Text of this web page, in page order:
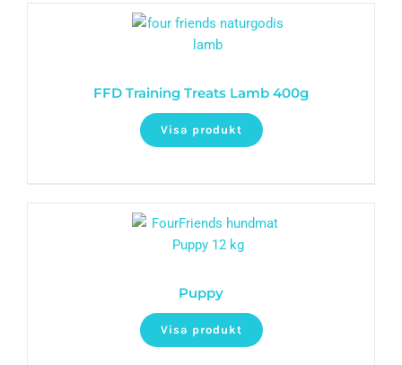
FFD Training Treats Lamb 400g
Visa produkt
Puppy
Visa produkt